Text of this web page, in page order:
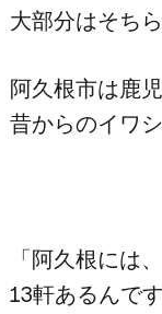
大部分は​そち
阿久根市は​鹿
昔からの​イワ
「阿久根には
13軒あるんで